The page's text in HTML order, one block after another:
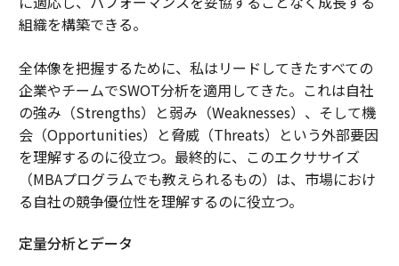
組織を構築できる。
全体像を把握するために、私はリードしてきたすべての
企業やチームでSWOT分析を適用してきた。これは自社
の強み（Strengths）と弱み（Weaknesses）、そして機
会（Opportunities）と脅威（Threats）という外部要因
を理解するのに役立つ。最終的に、このエクササイズ
（MBAプログラムでも教えられるもの）は、市場におけ
る自社の競争優位性を理解するのに役立つ。
定量分析とデータ